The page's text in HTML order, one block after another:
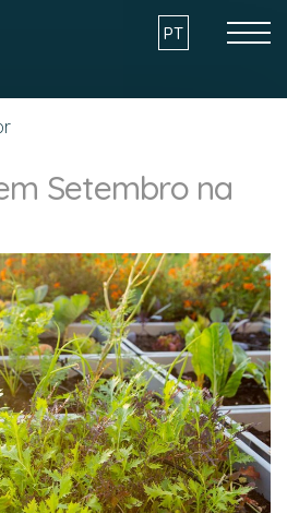
PT
E SUSTENTABILIDADE
CULTIVAR?
Setembro na